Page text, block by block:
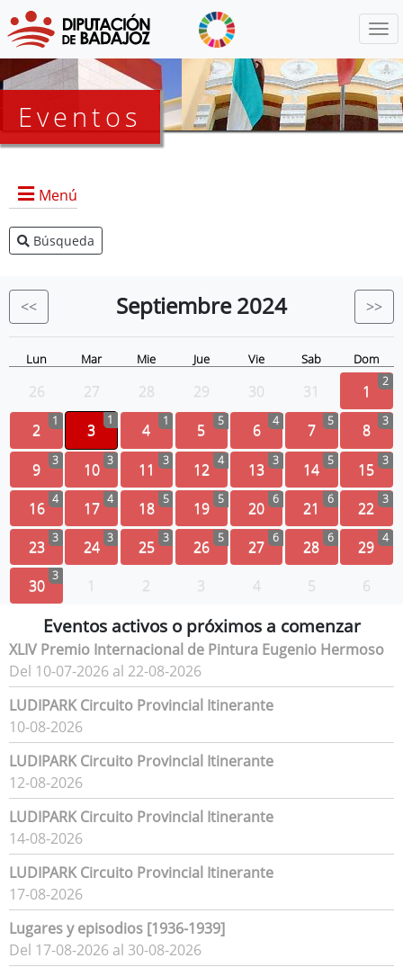
Eventos
Menú
Agenda Presidencia
Eventos
Búsqueda
<< Septiembre 2024 >>
Lun Mar Mie Jue Vie Sab Dom
26 27 28 29 30 31 1 2
2 1 3
1
4 1 5 5 6 4 7 5 8 3
9 3 10 3 11 3 12 4 13 3 14 5 15 3
16 4 17 4 18 5 19 5 20 6 21 6 22 3
23 3 24 3 25 3 26 5 27 6 28 6 29 4
30 3 1 2 3 4 5 6
Eventos activos o próximos a comenzar
XLIV Premio Internacional de Pintura Eugenio Hermoso
Del 10-07-2026 al 22-08-2026
LUDIPARK Circuito Provincial Itinerante
10-08-2026
LUDIPARK Circuito Provincial Itinerante
12-08-2026
LUDIPARK Circuito Provincial Itinerante
14-08-2026
LUDIPARK Circuito Provincial Itinerante
17-08-2026
Lugares y episodios [1936-1939]
Del 17-08-2026 al 30-08-2026